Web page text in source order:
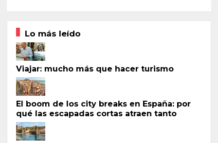
Lo más leído
Viajar: mucho más que hacer turismo
El boom de los city breaks en España: por
qué las escapadas cortas atraen tanto